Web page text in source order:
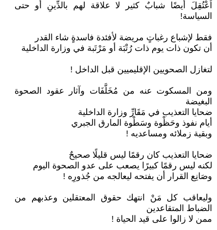
اُعْتُقِلَ أيضًا شبابٌ كثير لا علاقة لهم بالدِّينِ أو حتى
السياسة!
فقط لإشباع رغباتٍ مريضة لأفئدة فاسدةٍ شاء القدر
أن تكون ذات يوم ذات رُتْبَة أو مَرْتَبة في وزارة الداخلية
لتغازل الصحويين الإقليميين قبل الداخل !
ومن المسكوت عنه من مُخَلَّفَات وآثار عقود الصحوة
البغيضة
ضحايا التعذيب في مَقَارِّ وزارة الداخلية
أيام نفوذ وحَظْوة وسَطْوة المارق الجبري
وبقية زملائه ومساعديه !
ضحايا التعذيب كان رقمًا ليس قليلًا صحيحٌ
لكنه ليس رقمًا كبيرًا يصعب على عدو الصحوة اليوم
وصَانِع القرار أن يفتحه ليعالجه من جُذورِه !
وليعاقب كل مَنْ انتهك حقوق المعتقلين وعذبهم من
الضباط المتقاعدين
ممن لا زالوا على قيد الحياة !